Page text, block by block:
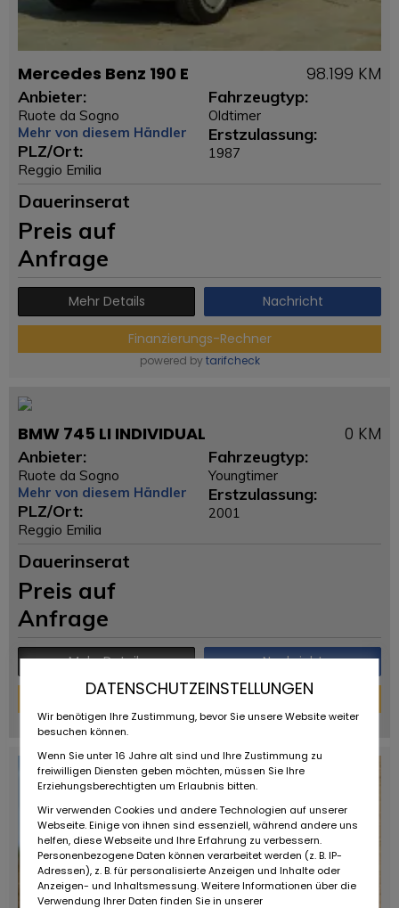
Mercedes Benz 190 E 98.199 KM
Anbieter:
Ruote da Sogno
Mehr von diesem Händler
PLZ/Ort:
Reggio Emilia
Fahrzeugtyp:
Oldtimer
Erstzulassung:
1987
Dauerinserat
Preis auf
Anfrage
Mehr Details Nachricht
Finanzierungs-Rechner
powered by tarifcheck
BMW 745 LI INDIVIDUAL 0 KM
Anbieter:
Ruote da Sogno
Mehr von diesem Händler
PLZ/Ort:
Reggio Emilia
Fahrzeugtyp:
Youngtimer
Erstzulassung:
2001
Dauerinserat
Preis auf
Anfrage
Mehr Details Nachricht
Finanzierungs-Rechner
powered bytarifcheck
DATENSCHUTZEINSTELLUNGEN
Wir benötigen Ihre Zustimmung, bevor Sie unsere Website weiter
besuchen können.
Wenn Sie unter 16 Jahre alt sind und Ihre Zustimmung zu
freiwilligen Diensten geben möchten, müssen Sie Ihre
Erziehungsberechtigten um Erlaubnis bitten.
Wir verwenden Cookies und andere Technologien auf unserer
Webseite. Einige von ihnen sind essenziell, während andere uns
helfen, diese Webseite und Ihre Erfahrung zu verbessern.
Personenbezogene Daten können verarbeitet werden (z. B. IP-
Adressen), z. B. für personalisierte Anzeigen und Inhalte oder
Anzeigen- und Inhaltsmessung. Weitere Informationen über die
Verwendung Ihrer Daten finden Sie in unserer